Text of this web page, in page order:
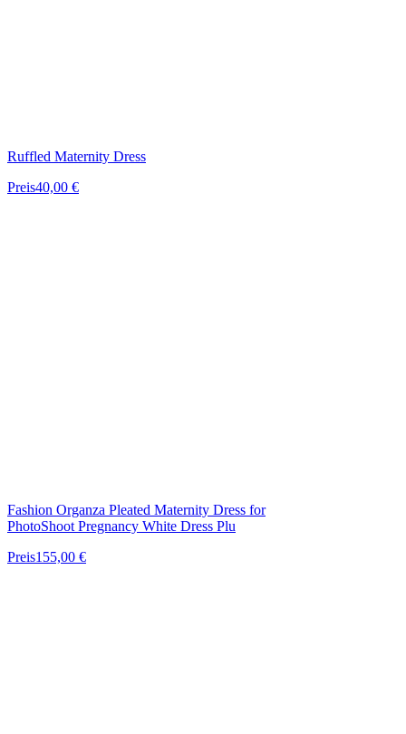
Ruffled Maternity Dress
Preis40,00 €
Fashion Organza Pleated Maternity Dress for
PhotoShoot Pregnancy White Dress Plu
Preis155,00 €